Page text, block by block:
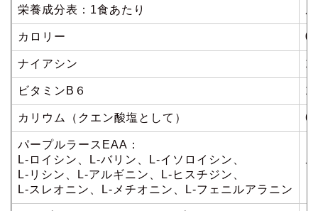
栄養成分表：1食あたり
カロリー
ナイアシン
ビタミンB６
カリウム（クエン酸塩として）
パープルラースEAA：
L-ロイシン、L-バリン、L-イソロイシン、
L-リシン、L-アルギニン、L-ヒスチジン、
L-スレオニン、L-メチオニン、L-フェニルアラニン